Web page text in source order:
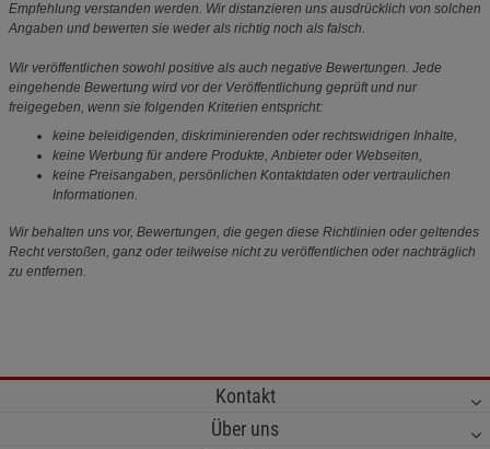
Empfehlung verstanden werden. Wir distanzieren uns ausdrücklich von solchen
Angaben und bewerten sie weder als richtig noch als falsch.
Wir veröffentlichen sowohl positive als auch negative Bewertungen. Jede
eingehende Bewertung wird vor der Veröffentlichung geprüft und nur
freigegeben, wenn sie folgenden Kriterien entspricht:
keine beleidigenden, diskriminierenden oder rechtswidrigen Inhalte,
keine Werbung für andere Produkte, Anbieter oder Webseiten,
keine Preisangaben, persönlichen Kontaktdaten oder vertraulichen
Informationen.
Wir behalten uns vor, Bewertungen, die gegen diese Richtlinien oder geltendes
Recht verstoßen, ganz oder teilweise nicht zu veröffentlichen oder nachträglich
zu entfernen.
Kontakt
Über uns